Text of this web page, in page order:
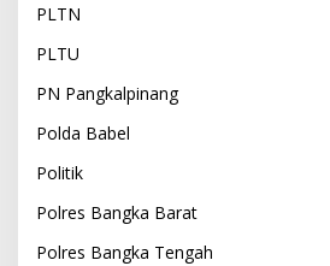
PLTN
PLTU
PN Pangkalpinang
Polda Babel
Politik
Polres Bangka Barat
Polres Bangka Tengah